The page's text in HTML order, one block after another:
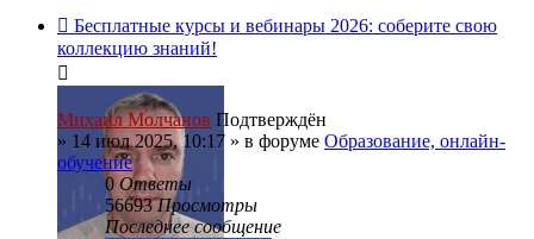
Бесплатные курсы и вебинары 2026: соберите свою
коллекцию знаний!
Михаил Молчанов Подтверждён
» 14 июл 2025, 10:17 » в форуме Образование, онлайн-
обучение
0 Ответы
56693Просмотры
Последнее сообщение